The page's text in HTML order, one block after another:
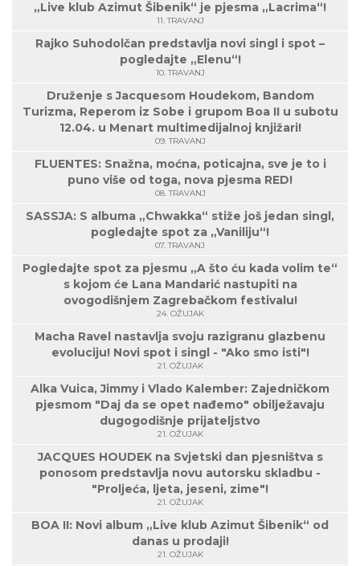
„Live klub Azimut Šibenik“ je pjesma „Lacrima“!
11. TRAVANJ
Rajko Suhodolčan predstavlja novi singl i spot –
pogledajte „Elenu“!
10. TRAVANJ
Druženje s Jacquesom Houdekom, Bandom
Turizma, Reperom iz Sobe i grupom Boa II u subotu
12.04. u Menart multimedijalnoj knjižari!
09. TRAVANJ
FLUENTES: Snažna, moćna, poticajna, sve je to i
puno više od toga, nova pjesma RED!
08. TRAVANJ
SASSJA: S albuma „Chwakka“ stiže još jedan singl,
pogledajte spot za „Vaniliju“!
07. TRAVANJ
Pogledajte spot za pjesmu „A što ću kada volim te“
s kojom će Lana Mandarić nastupiti na
ovogodišnjem Zagrebačkom festivalu!
24. OŽUJAK
Macha Ravel nastavlja svoju razigranu glazbenu
evoluciju! Novi spot i singl - "Ako smo isti"!
21. OŽUJAK
Alka Vuica, Jimmy i Vlado Kalember: Zajedničkom
pjesmom "Daj da se opet nađemo" obilježavaju
dugogodišnje prijateljstvo
21. OŽUJAK
JACQUES HOUDEK na Svjetski dan pjesništva s
ponosom predstavlja novu autorsku skladbu -
"Proljeća, ljeta, jeseni, zime"!
21. OŽUJAK
BOA II: Novi album „Live klub Azimut Šibenik“ od
danas u prodaji!
21. OŽUJAK